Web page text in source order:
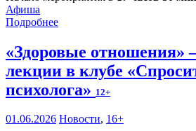
Афиша
Подробнее
«Здоровые отношения»
лекции в клубе
психолога» 12+
01.06.2026 Новости, 16+